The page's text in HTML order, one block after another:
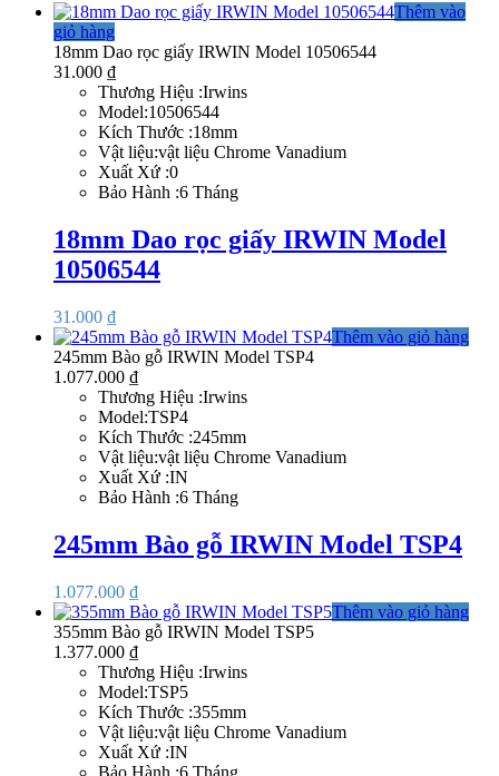
Thêm vào
giỏ hàng
18mm Dao rọc giấy IRWIN Model 10506544
31.000 ₫
Thương Hiệu :Irwins
Model:10506544
Kích Thước :18mm
Vật liệu:vật liệu Chrome Vanadium
Xuất Xứ :0
Bảo Hành :6 Tháng
18mm Dao rọc giấy IRWIN Model
10506544
31.000 ₫
Thêm vào giỏ hàng
245mm Bào gỗ IRWIN Model TSP4
1.077.000 ₫
Thương Hiệu :Irwins
Model:TSP4
Kích Thước :245mm
Vật liệu:vật liệu Chrome Vanadium
Xuất Xứ :IN
Bảo Hành :6 Tháng
245mm Bào gỗ IRWIN Model TSP4
1.077.000 ₫
Thêm vào giỏ hàng
355mm Bào gỗ IRWIN Model TSP5
1.377.000 ₫
Thương Hiệu :Irwins
Model:TSP5
Kích Thước :355mm
Vật liệu:vật liệu Chrome Vanadium
Xuất Xứ :IN
Bảo Hành :6 Tháng